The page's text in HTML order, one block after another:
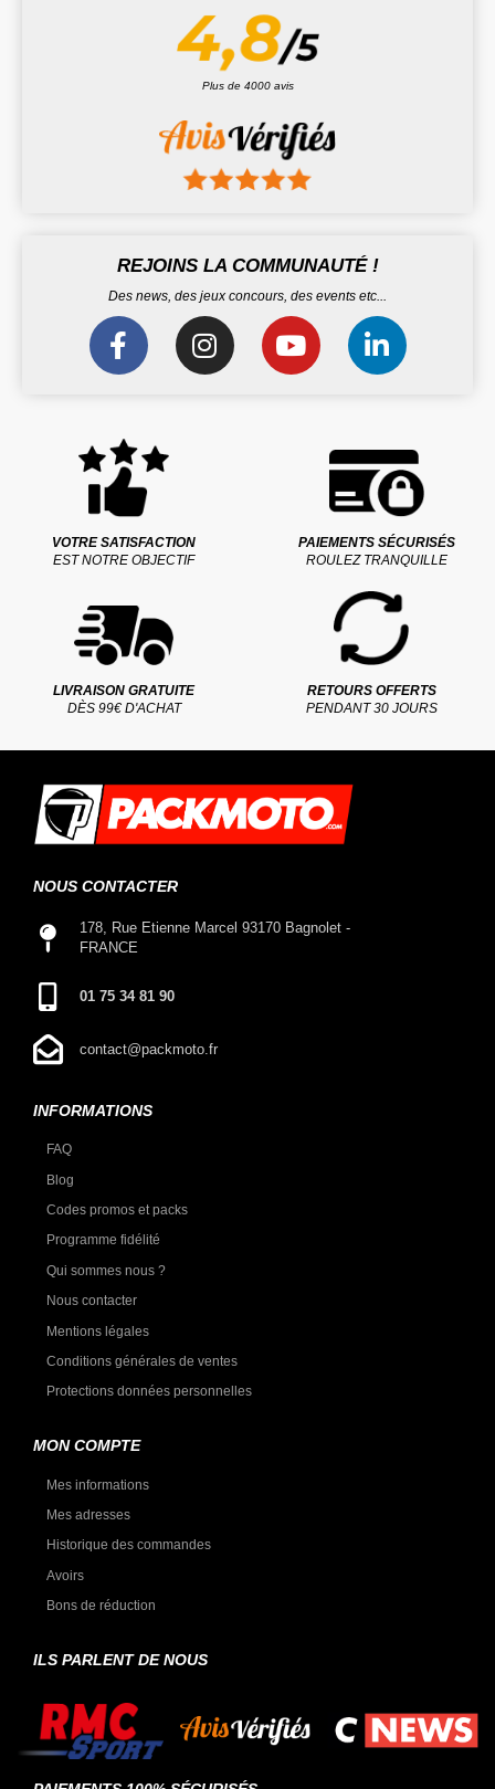
Plus de 4000 avis
REJOINS LA COMMUNAUTÉ !
Des news, des jeux concours, des events etc...
VOTRE SATISFACTION
EST NOTRE OBJECTIF
PAIEMENTS SÉCURISÉS
ROULEZ TRANQUILLE
LIVRAISON GRATUITE
DÈS 99€ D'ACHAT
RETOURS OFFERTS
PENDANT 30 JOURS
NOUS CONTACTER
178, Rue Etienne Marcel 93170 Bagnolet -
FRANCE
01 75 34 81 90
contact@packmoto.fr
INFORMATIONS
FAQ
Blog
Codes promos et packs
Programme fidélité
Qui sommes nous ?
Nous contacter
Mentions légales
Conditions générales de ventes
Protections données personnelles
MON COMPTE
Mes informations
Mes adresses
Historique des commandes
Avoirs
Bons de réduction
ILS PARLENT DE NOUS